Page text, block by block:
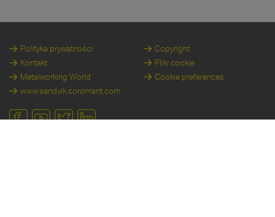
Polityka prywatności Copyright
Kontakt Pliki cookie
Metalworking World Cookie preferences
www.sandvik.coromant.com